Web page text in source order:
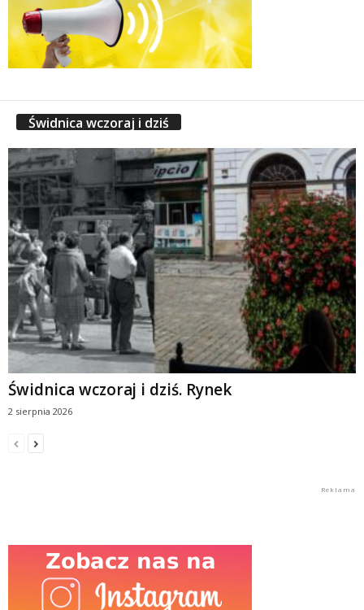
Świdnica wczoraj i dziś
Świdnica wczoraj i dziś. Rynek
2 sierpnia 2026